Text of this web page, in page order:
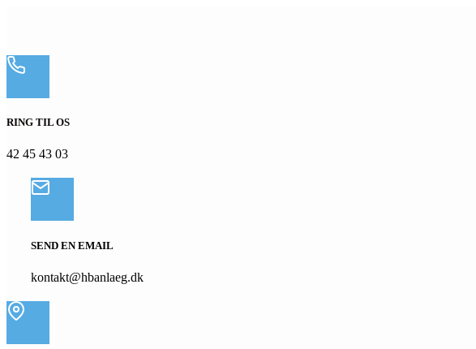
RING TIL OS
42 45 43 03
SEND EN EMAIL
kontakt@hbanlaeg.dk